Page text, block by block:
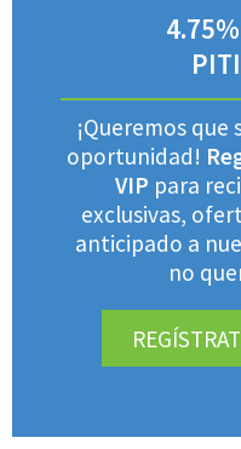
¡Queremos
oportunidad!
VIP para
exclusivas,
anticipado a
no